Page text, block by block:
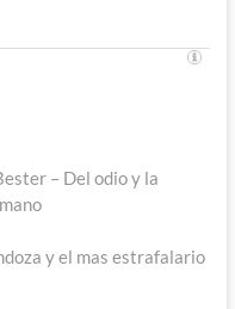
– Del odio y la
y el mas estrafalario